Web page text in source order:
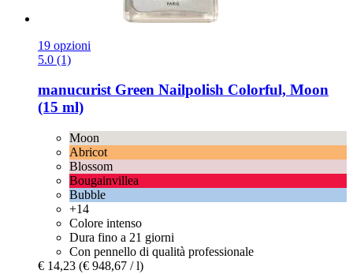
19 opzioni
5.0 (1)
manucuristGreen Nailpolish Colorful, Moon
(15 ml)
Moon
Abricot
Blossom
Bougainvillea
Bubble
+14
Colore intenso
Dura fino a 21 giorni
Con pennello di qualità professionale
€ 14,23 (€ 948,67 / l)